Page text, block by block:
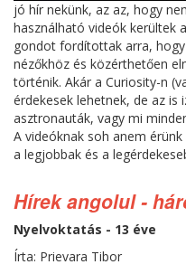
jó hír nekünk, az az, hogy
használható videók kerültek
gondot fordítottak arra,
nézőkhöz és közérthetően
történik. Akár a Curiosity-n
érdekesek lehetnek, de az is
asztronauták, vagy mi
A videóknak soh anem
a legjobbak és a
Hírek angolul -
Nyelvoktatás - 13 éve
Írta: Prievara Tibor